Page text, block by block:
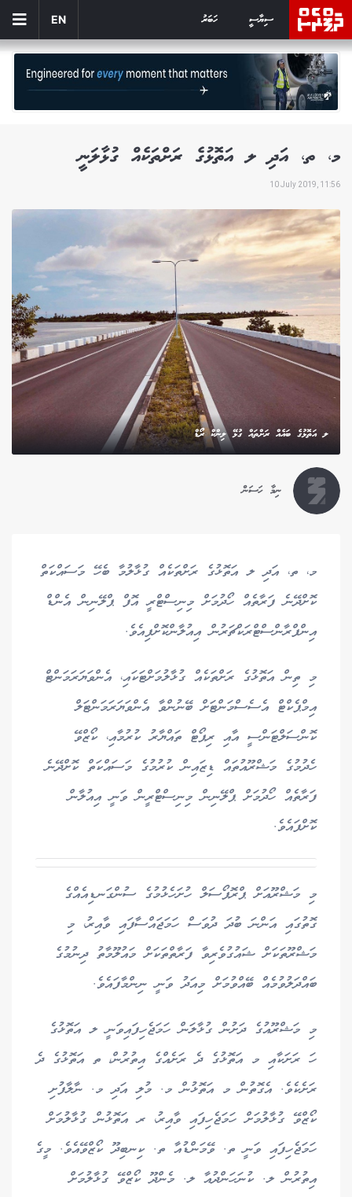
ސިޔާސީ ހަބަރު EN
މ، ތ، އަދި ލ އަތޮޅުގެ ރަށްތަކެއް ގުޅާލަނީ
10 July 2019, 11:56
ލ އަތޮޅުގެ ބައެއް ރަށްތައް ގުޅޭ ލިންކް ރޯޑް
ނިމާ ހަސަން
މ، ތ، އަދި ލ އަތޮޅުގެ ރަށްތަކެއް ގުޅާލުމާ ބެހޭ މަސައްކަތް
ކޮށްދޭނެ ފަރާތެއް ހޯދުމަށް މިނިސްޓްރީ އޮފް ޕްލޭނިން އެންޑް
އިންފްރާންސްޓްރަކްޗަރުން އިއުލާންކޮށްފިއެވެ.
މި ތިން އަތޮޅުގެ ރަށްތަކެއް ގުޅާލުމަށްޓަކައި، އެންވަޔަރަމަންޓް
އިމްޕެކްޓް އެސެސްމަންޓަށް ބޭނުންވާ އެންވަޔަރަމަންޓަލް
ކޮންސަލްޓަންސީ އާއި ރިޕޯޓް ތައްޔާރު ކުރުމާއި، ކޯޒްވޭ
ހެދުމުގެ މަޝްރޫއުތައް ޑިޒައިން ކުރުމުގެ މަސައްކަތް ކޮށްދޭނެ
ފަރާތެއް ހޯދުމަށް ޕްލޭނިން މިނިސްޓްރީން ވަނީ އިއުލާން
ކޮށްފައެވެ.
މި މަޝްރޫއަށް ޕްރޮޕޯސަލް ހުށަހެޅުމުގެ ސުންގަނޑިއެއްގެ
ގޮތުގައި އަންނަ ބުދަ ދުވަސް ހަމަޖައްސާފައި ވާއިރު، މި
މަޝްރޫތަކަށް ޝައުގުވެރިވާ ފަރާތްތަކަށް މައުލޫމާތު ދިނުމުގެ
ބައްދަލުވުމެއް ބޭއްވުމަށް މިއަދު ވަނީ ނިންމާފައެވެ.
މި މަޝްރޫއުގެ ދަށުން ގުޅާލަން ހަމަޖެހިފައިވަނީ ލ އަތޮޅުގެ
ހަ ރަށަކާއި މ އަތޮޅުގެ ދެ ރަށެއްގެ އިތުރުން، ތ އަތޮޅުގެ ދެ
ރަށެކެވެ. އެގޮތުން މ އަތޮޅުން މ. މުލި އަދި މ. ނާލާފުށި
ކޯޒްވޭ ގުޅާލުމަށް ހަމަޖެހިފައި ވާއިރު، ރ އަތޮޅުން ގުޅާލުމަށް
ހަމަޖެހިފައި ވަނީ ތ. ވޭމަންޑުއާ ތ. ކިނބިދޫ ކޯޒްވޭއެވެ. މީގެ
އިތުރުން ލ. ކުނަހަންދުއާ ލ. މެންދޫ ކޯޒްވޭ ގުޅާލުމަށް